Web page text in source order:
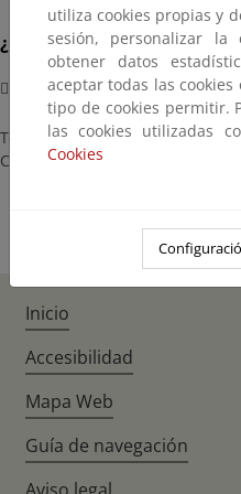
¿Dónde?
Nueva York
Teresa Ribera inaugura las
Cumbre de Ambición Climática.
utiliza cookies propias y
sesión, personalizar
obtener datos
aceptar todas las
tipo de cookies permitir.
las cookies utilizadas
Cookies
Inicio
Accesibilidad
Mapa Web
Guía de navegación